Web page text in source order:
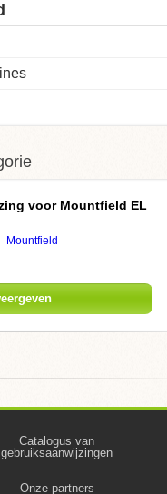
voor Mountfield EL
Mountfield
Catalogus van
gebruiksaanwijzingen
Onze partners